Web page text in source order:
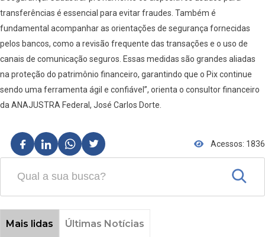
transferências é essencial para evitar fraudes. Também é
fundamental acompanhar as orientações de segurança fornecidas
pelos bancos, como a revisão frequente das transações e o uso de
canais de comunicação seguros. Essas medidas são grandes aliadas
na proteção do patrimônio financeiro, garantindo que o Pix continue
sendo uma ferramenta ágil e confiável”, orienta o consultor financeiro
da ANAJUSTRA Federal, José Carlos Dorte.
Acessos: 1836
Mais lidas Últimas Notícias